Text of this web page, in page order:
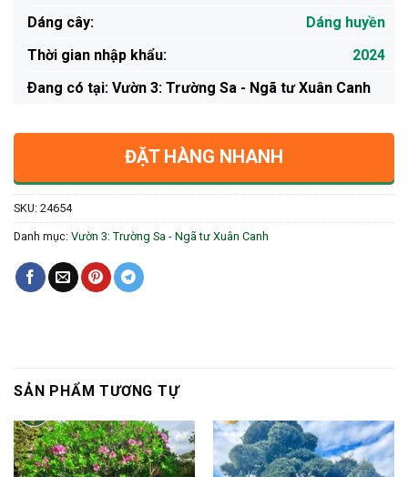
Dáng cây:
Dáng huyền
Thời gian nhập khẩu:
2024
Ðang có tại: Vườn 3: Trường Sa - Ngã tư Xuân Canh
ĐẶT HÀNG NHANH
SKU: 24654
Danh mục: Vườn 3: Trường Sa - Ngã tư Xuân Canh
SẢN PHẨM TƯƠNG TỰ